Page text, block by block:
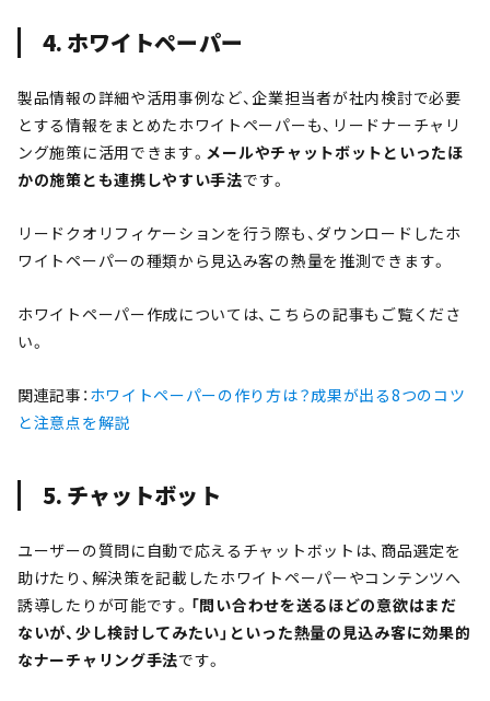
4. ホワイトペーパー
製品情報の詳細や活用事例など、企業担当者が社内検討で必要
とする情報をまとめたホワイトペーパーも、リードナーチャリ
ング施策に活用できます。 メールやチャットボットといったほ
かの施策とも連携しやすい手法です。
リードクオリフィケーションを行う際も、ダウンロードしたホ
ワイトペーパーの種類から見込み客の熱量を推測できます。
ホワイトペーパー作成については、こちらの記事もご覧くださ
い。
関連記事：ホワイトペーパーの作り方は？成果が出る8つのコツ
と注意点を解説
5. チャットボット
ユーザーの質問に自動で応えるチャットボットは、商品選定を
助けたり、解決策を記載したホワイトペーパーやコンテンツへ
誘導したりが可能です。 「問い合わせを送るほどの意欲はまだ
ないが、少し検討してみたい」といった熱量の見込み客に効果的
なナーチャリング手法です。